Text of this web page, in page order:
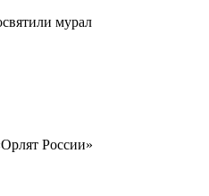
мурал
России»